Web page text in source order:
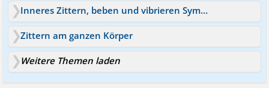
Inneres Zittern, beben und vibrieren Symptome
Zittern am ganzen Körper
Weitere Themen laden